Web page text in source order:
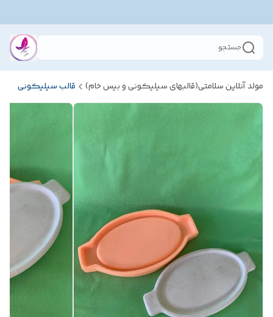
جستجو
مولد آنلاین سلامتی(قالبهای سیلیکونی و بیس خام) قالب سیلیکونی